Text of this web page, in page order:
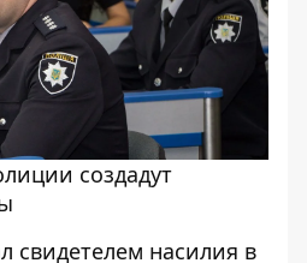
создадут
свидетелем насилия в